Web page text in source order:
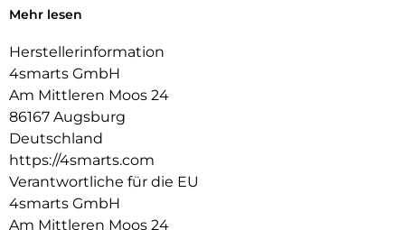
Unbeeinträchtigte Bedienung:
optimalen Schutz für dein Gerät, ohne die Bedienbarkeit
einzuschränken. Während die Hülle es vor Stößen und
Kratzern bewahrt, schützt das Schutzglas das Display, ohne
die Touchscreen-Funktionalität zu beeinträchtigen. Erlebe
uneingeschränkte Nutzung und maximalen Schutz in einem
Produkt.
Transparente Eleganz:
Entdecke den Vorteil von Schutz und Ästhetik mit unserer
Mehr lesen
Herstellerinformation
4smarts GmbH
Am Mittleren Moos 24
86167 Augsburg
Deutschland
https://4smarts.com
Verantwortliche für die EU
4smarts GmbH
Am Mittleren Moos 24